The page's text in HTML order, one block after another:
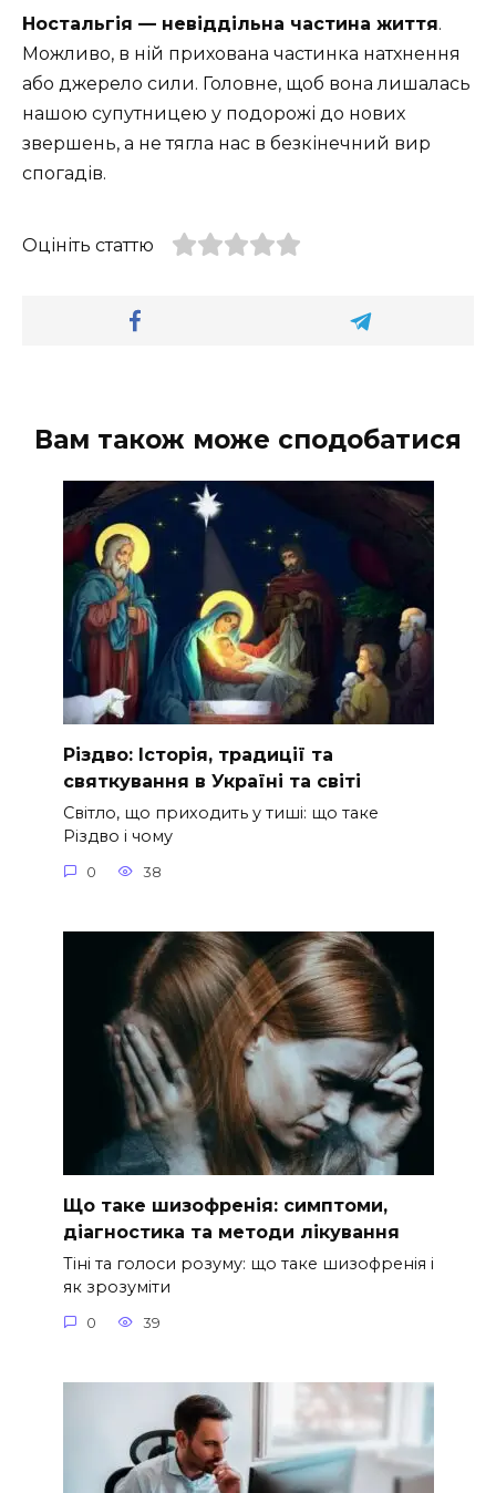
Ностальгія — невіддільна частина життя.
Можливо, в ній прихована частинка натхнення
або джерело сили. Головне, щоб вона лишалась
нашою супутницею у подорожі до нових
звершень, а не тягла нас в безкінечний вир
спогадів.
Оцініть статтю
Вам також може сподобатися
Різдво: Історія, традиції та
святкування в Україні та світі
Світло, що приходить у тиші: що таке
Різдво і чому
0 38
Що таке шизофренія: симптоми,
діагностика та методи лікування
Тіні та голоси розуму: що таке шизофренія і
як зрозуміти
0 39